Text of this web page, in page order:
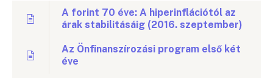
A forint 70 éve: A hiperinflációtól az
árak stabilitásáig (2016. szeptember)
Az Önfinanszírozási program első két
éve